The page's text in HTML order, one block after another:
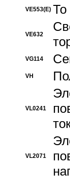
VE553(E) То
VE632
VG114
VH
VL0241
VL2071